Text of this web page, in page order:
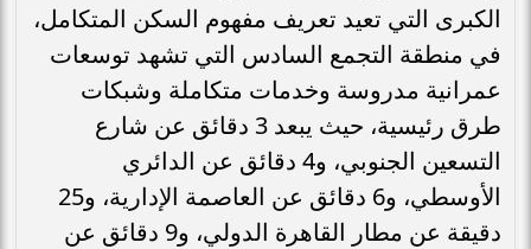
الكبرى التي تعيد تعريف مفهوم السكن المتكامل،
في منطقة التجمع السادس التي تشهد توسعات
عمرانية مدروسة وخدمات متكاملة وشبكات
طرق رئيسية، حيث يبعد 3 دقائق عن شارع
التسعين الجنوبي، و4 دقائق عن الدائري
الأوسطي، و6 دقائق عن العاصمة الإدارية، و25
دقيقة عن مطار القاهرة الدولي، و9 دقائق عن